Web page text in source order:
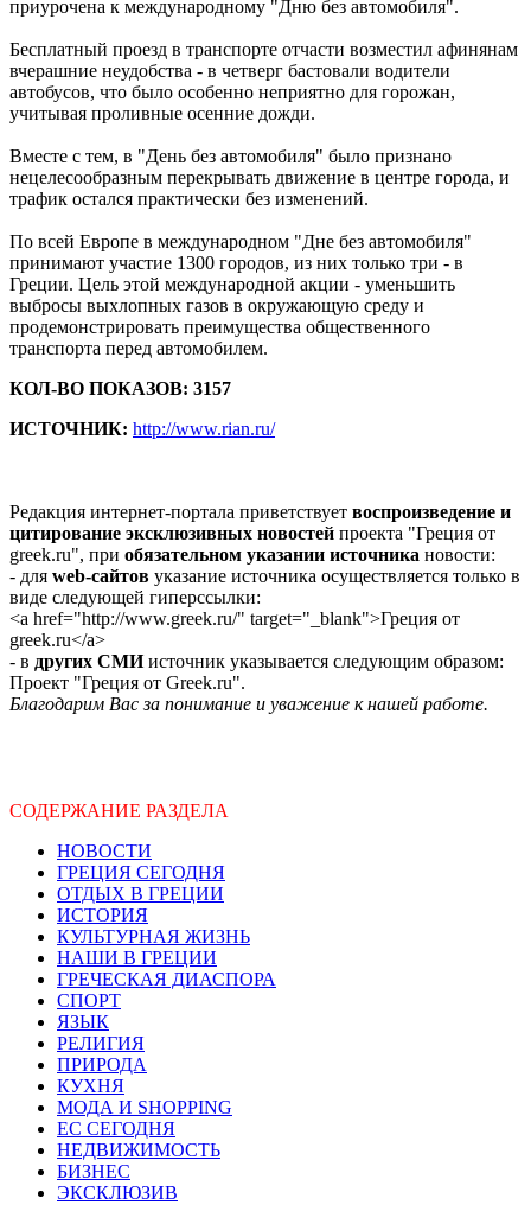
приурочена к международному "Дню без автомобиля".
Бесплатный проезд в транспорте отчасти возместил афинянам
вчерашние неудобства - в четверг бастовали водители
автобусов, что было особенно неприятно для горожан,
учитывая проливные осенние дожди.
Вместе с тем, в "День без автомобиля" было признано
нецелесообразным перекрывать движение в центре города, и
трафик остался практически без изменений.
По всей Европе в международном "Дне без автомобиля"
принимают участие 1300 городов, из них только три - в
Греции. Цель этой международной акции - уменьшить
выбросы выхлопных газов в окружающую среду и
продемонстрировать преимущества общественного
транспорта перед автомобилем.
КОЛ-ВО ПОКАЗОВ: 3157
ИСТОЧНИК: http://www.rian.ru/
Редакция интернет-портала приветствует воспроизведение и
цитирование эксклюзивных новостей проекта "Греция от
greek.ru", при обязательном указании источника новости:
- для web-сайтов указание источника осуществляется только в
виде следующей гиперссылки:
<a href="http://www.greek.ru/" target="_blank">Греция от
greek.ru</a>
- в других СМИисточник указывается следующим образом:
Проект "Греция от Greek.ru".
Благодарим Вас за понимание и уважение к нашей работе.
СОДЕРЖАНИЕ РАЗДЕЛА
НОВОСТИ
ГРЕЦИЯ СЕГОДНЯ
ОТДЫХ В ГРЕЦИИ
ИСТОРИЯ
КУЛЬТУРНАЯ ЖИЗНЬ
НАШИ В ГРЕЦИИ
ГРЕЧЕСКАЯ ДИАСПОРА
СПОРТ
ЯЗЫК
РЕЛИГИЯ
ПРИРОДА
КУХНЯ
МОДА И SHOPPING
ЕС СЕГОДНЯ
НЕДВИЖИМОСТЬ
БИЗНЕС
ЭКСКЛЮЗИВ